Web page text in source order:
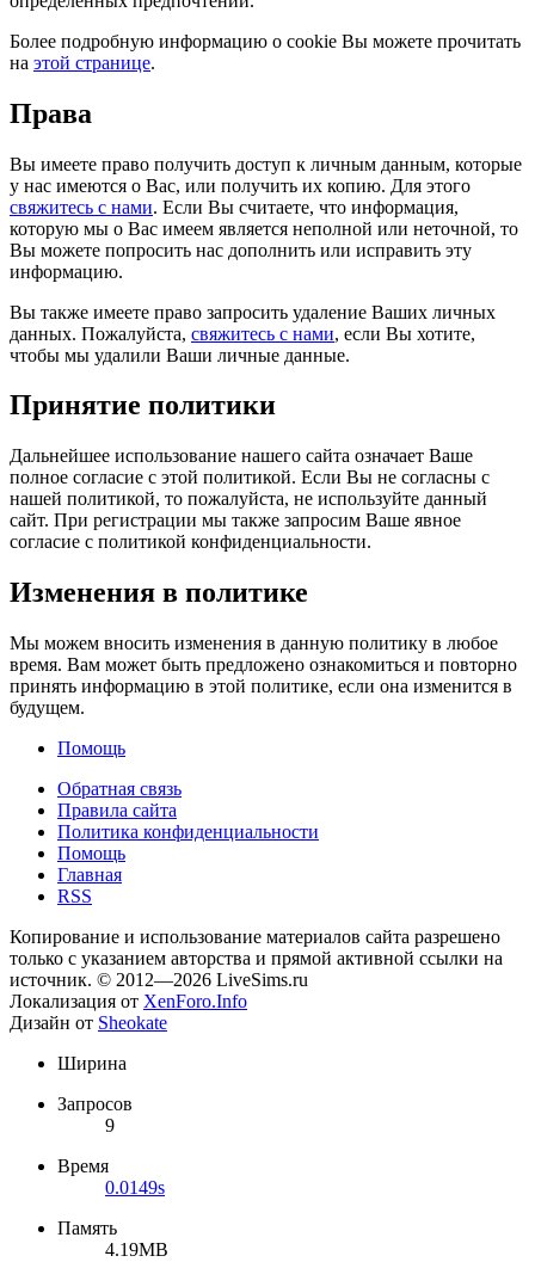
Более подробную информацию о cookie Вы можете прочитать
на этой странице.
Права
Вы имеете право получить доступ к личным данным, которые
у нас имеются о Вас, или получить их копию. Для этого
свяжитесь с нами. Если Вы считаете, что информация,
которую мы о Вас имеем является неполной или неточной, то
Вы можете попросить нас дополнить или исправить эту
информацию.
Вы также имеете право запросить удаление Ваших личных
данных. Пожалуйста, свяжитесь с нами, если Вы хотите,
чтобы мы удалили Ваши личные данные.
Принятие политики
Дальнейшее использование нашего сайта означает Ваше
полное согласие с этой политикой. Если Вы не согласны с
нашей политикой, то пожалуйста, не используйте данный
сайт. При регистрации мы также запросим Ваше явное
согласие с политикой конфиденциальности.
Изменения в политике
Мы можем вносить изменения в данную политику в любое
время. Вам может быть предложено ознакомиться и повторно
принять информацию в этой политике, если она изменится в
будущем.
Помощь
Обратная связь
Правила сайта
Политика конфиденциальности
Помощь
Главная
RSS
Копирование и использование материалов сайта разрешено
только с указанием авторства и прямой активной ссылки на
источник. © 2012—2026 LiveSims.ru
Локализация от XenForo.Info
Дизайн от Sheokate
Ширина
Запросов
9
Время
0.0149s
Память
4.19MB